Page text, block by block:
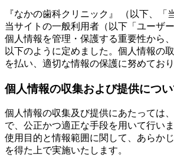
『なかの歯科クリニック』 （以下、「
当サイトの一般利用者（以下「ユーザ
個人情報を管理・保護する重要性から
以下のように定めました。個人情報の
を払い、適切な情報の保護に努めており
個人情報の収集および提供につ
個人情報の収集及び提供にあたっては
で、公正かつ適正な手段を用いて行い
使用目的と情報範囲に関して、あらか
を得た上で実施いたします。